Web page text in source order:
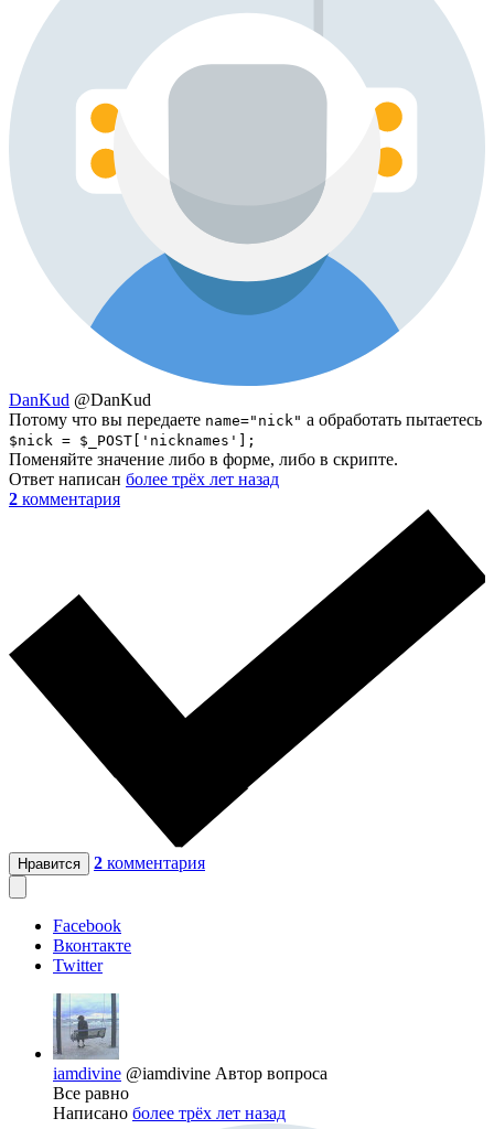
DanKud @DanKud
Потому что вы передаете name="nick" а обработать пытаетесь
$nick = $_POST['nicknames'];
Поменяйте значение либо в форме, либо в скрипте.
Ответ написан более трёх лет назад
2 комментария
Нравится 2 комментария
Facebook
Вконтакте
Twitter
iamdivine @iamdivine Автор вопроса
Все равно
Написано более трёх лет назад